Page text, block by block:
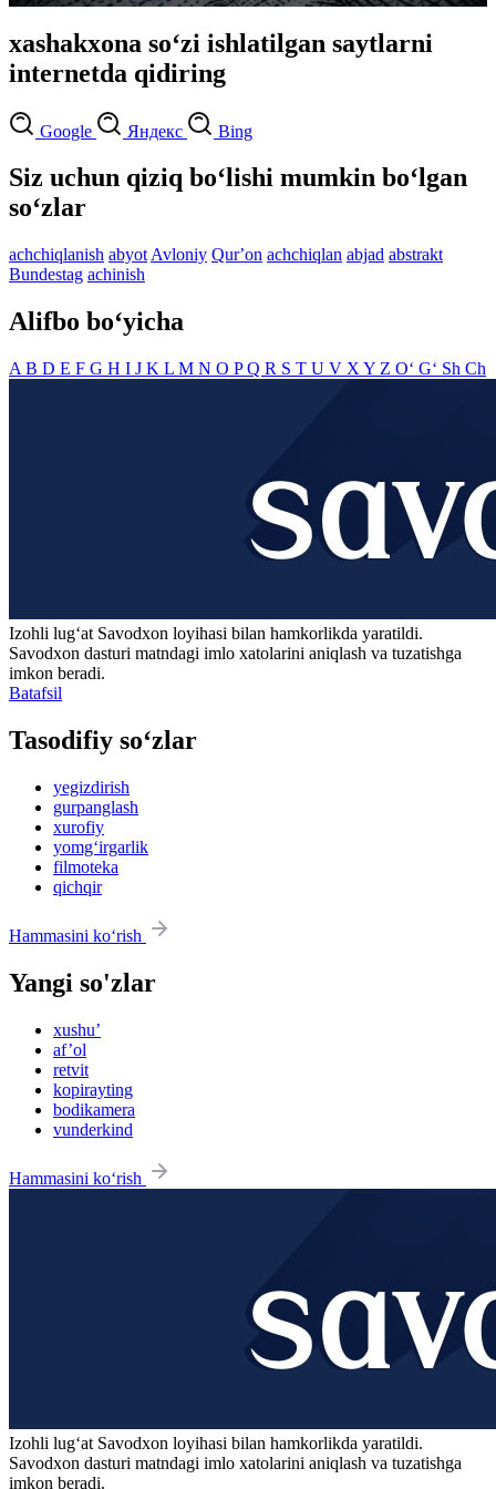
xashakxona so‘zi ishlatilgan saytlarni
internetda qidiring
Google Яндекс Bing
Siz uchun qiziq bo‘lishi mumkin bo‘lgan
so‘zlar
achchiqlanish abyot Avloniy Qurʼon achchiqlan abjad abstrakt
Bundestag achinish
Alifbo bo‘yicha
A B D E F G H I J K L M N O PQ R S T U V X Y Z O‘ G‘ Sh Ch
Izohli lugʻat Savodxon loyihasi bilan hamkorlikda yaratildi.
Savodxon dasturi matndagi imlo xatolarini aniqlash va tuzatishga
imkon beradi.
Batafsil
Tasodifiy so‘zlar
yegizdirish
gurpanglash
xurofiy
yomg‘irgarlik
filmoteka
qichqir
Hammasini ko‘rish
Yangi so'zlar
xushu’
af’ol
retvit
kopirayting
bodikamera
vunderkind
Hammasini ko‘rish
Izohli lugʻat Savodxon loyihasi bilan hamkorlikda yaratildi.
Savodxon dasturi matndagi imlo xatolarini aniqlash va tuzatishga
imkon beradi.